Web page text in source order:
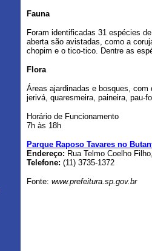
Fauna
Foram identificadas 31 espécies
aberta são avistadas, como a
chopim e o tico-tico. Dentre as
Flora
Áreas ajardinadas e bosques,
jerivá, quaresmeira, paineira, pau-
Horário de Funcionamento
7h às 18h
Parque Raposo Tavares no
Endereço: Rua Telmo Coelho
Telefone: (11) 3735-1372
Fonte: www.prefeitura.sp.gov.br